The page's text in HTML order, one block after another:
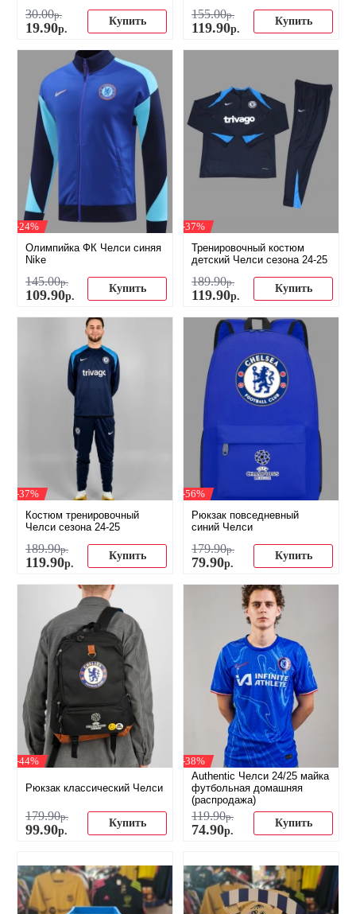
30.00р.
19.90р.
Купить
155.00р.
119.90р.
Купить
-24%
Олимпийка ФК Челси синяя
Nike
145.00р.
109.90р.
Купить
-37%
Тренировочный костюм
детский Челси сезона 24-25
189.90р.
119.90р.
Купить
-37%
Костюм тренировочный
Челси сезона 24-25
189.90р.
119.90р.
Купить
-56%
Рюкзак повседневный
синий Челси
179.90р.
79.90р.
Купить
-44%
Рюкзак классический Челси
179.90р.
99.90р.
Купить
-38%
Authentic Челси 24/25 майка
футбольная домашняя
(распродажа)
119.90р.
74.90р.
Купить